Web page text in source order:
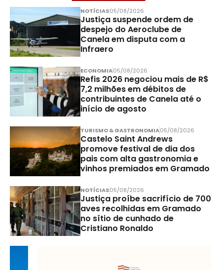
NOTÍCIAS05/08/2026
Justiça suspende ordem de
despejo do Aeroclube de
Canela em disputa com a
Infraero
ECONOMIA05/08/2026
Refis 2026 negociou mais de R$
7,2 milhões em débitos de
contribuintes de Canela até o
início de agosto
TURISMO & GASTRONOMIA05/08/2026
Castelo Saint Andrews
promove festival de dia dos
pais com alta gastronomia e
vinhos premiados em Gramado
NOTÍCIAS05/08/2026
Justiça proíbe sacrifício de 700
aves recolhidas em Gramado
no sítio de cunhado de
Cristiano Ronaldo